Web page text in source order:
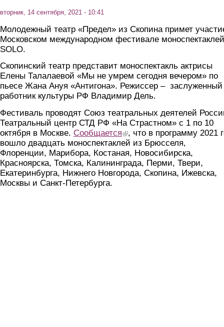
вторник, 14 сентября, 2021 - 10:41
Молодежный театр «Предел» из Скопина примет
Московском международном фестивале моноспектаклей
SOLO.
Скопинский театр представит моноспектакль актрисы
Елены Талалаевой «Мы не умрем сегодня вечером» по
пьесе Жана Ануя «Антигона». Режиссер – заслуженный
работник культуры РФ Владимир Дель.
Фестиваль проводят Союз театральных деятелей
Театральный центр СТД РФ «На Страстном» с 1 по 10
октября в Москве. Сообщается (link is external)
, что в программу 2021
вошло двадцать моноспектаклей из Брюсселя,
Флоренции, Марибора, Костаная, Новосибирска,
Красноярска, Томска, Калининграда, Перми, Твери,
Екатеринбурга, Нижнего Новгорода, Скопина, Ижевска,
Москвы и Санкт-Петербурга.